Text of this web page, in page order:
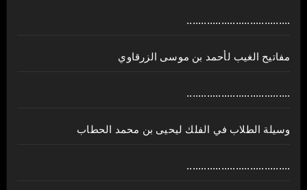
....................................
مفاتيح الغيب لأحمد بن موسى الزرقاوي
....................................
وسيلة الطلاب في الفلك ليحيى بن محمد الحطاب
....................................